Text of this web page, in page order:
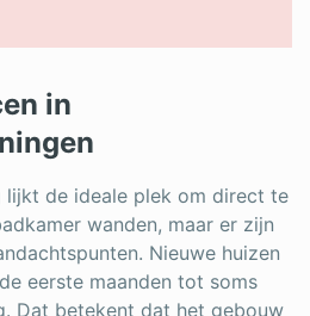
in
lijkt de ideale plek om direct te
wanden, maar er zijn
Nieuwe huizen
eerste maanden tot soms
Dat betekent dat het gebouw